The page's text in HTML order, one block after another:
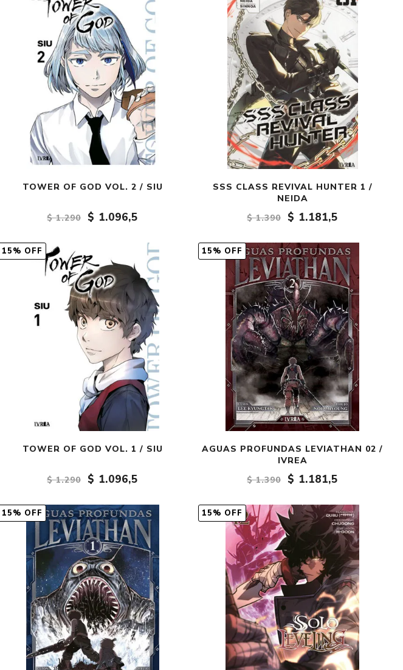
Crónica
Negocios
Ingenio
Ensayo
Ver todo
TOWER OF GOD VOL. 2 / SIU
$ 1.290 $ 1.096,5
SSS CLASS REVIVAL HUNTER 1 /
NEIDA
$ 1.390
$ 1.181,5
15% OFF
TOWER OF GOD VOL. 1 / SIU
$ 1.290 $ 1.096,5
15% OFF
AGUAS PROFUNDAS LEVIATHAN 02 /
IVREA
$ 1.390
$ 1.181,5
15% OFF 15% OFF